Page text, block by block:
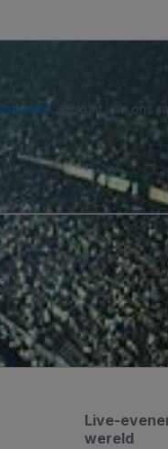
. Je kunt van ons
Live-
wereld